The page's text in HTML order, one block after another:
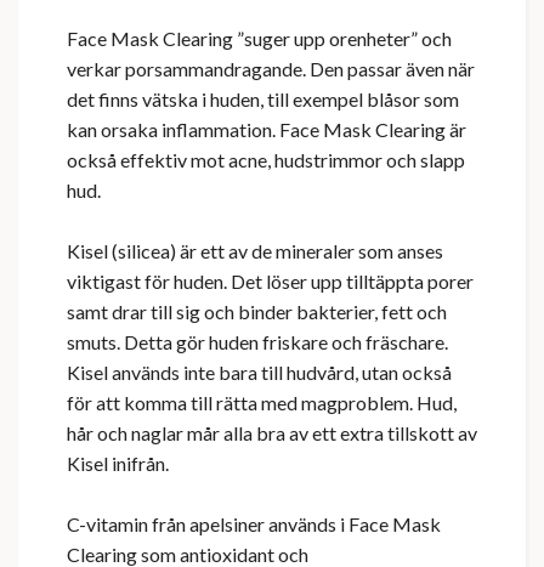
Face Mask Clearing ”suger upp orenheter” och
verkar porsammandragande. Den passar även när
det finns vätska i huden, till exempel blåsor som
kan orsaka inflammation. Face Mask Clearing är
också effektiv mot acne, hudstrimmor och slapp
hud.
Kisel (silicea) är ett av de mineraler som anses
viktigast för huden. Det löser upp tilltäppta porer
samt drar till sig och binder bakterier, fett och
smuts. Detta gör huden friskare och fräschare.
Kisel används inte bara till hudvård, utan också
för att komma till rätta med magproblem. Hud,
hår och naglar mår alla bra av ett extra tillskott av
Kisel inifrån.
C-vitamin från apelsiner används i Face Mask
Clearing som antioxidant och